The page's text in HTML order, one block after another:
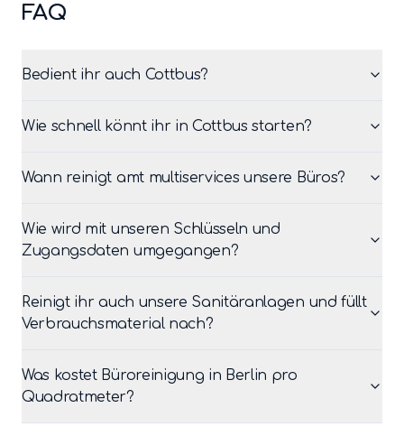
FAQ
Bedient ihr auch Cottbus?
Wie schnell könnt ihr in Cottbus starten?
Wann reinigt amt multiservices unsere Büros?
Wie wird mit unseren Schlüsseln und
Zugangsdaten umgegangen?
Reinigt ihr auch unsere Sanitäranlagen und füllt
Verbrauchsmaterial nach?
Was kostet Büroreinigung in Berlin pro
Quadratmeter?